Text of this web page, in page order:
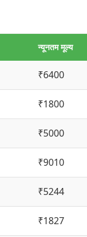
न्यूनतम मूल्य
₹6400
₹1800
₹5000
₹9010
₹5244
₹1827